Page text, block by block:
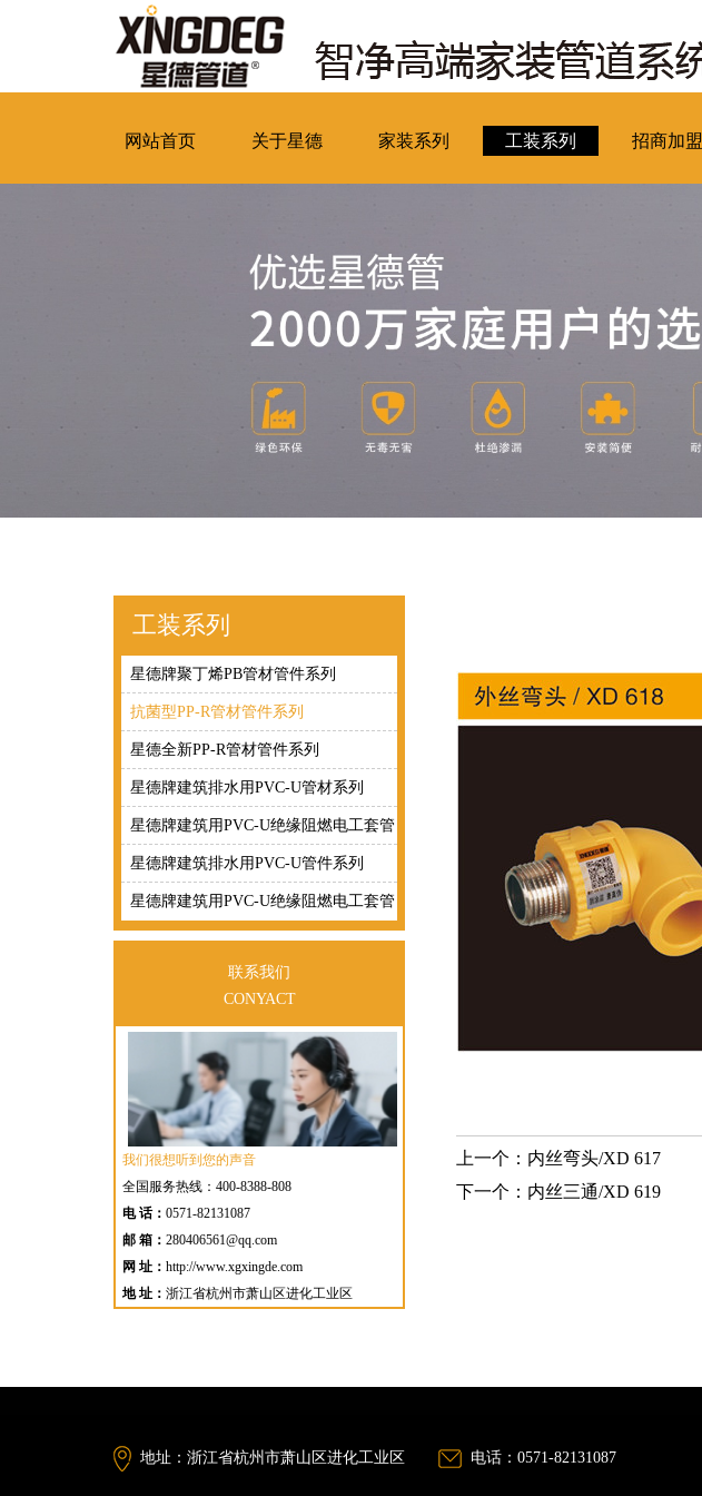
网站首页 关于星德 家装系列 工装系列 招商加盟
工装系列
星德牌聚丁烯PB管材管件系列
抗菌型PP-R管材管件系列
星德全新PP-R管材管件系列
星德牌建筑排水用PVC-U管材系列
星德牌建筑用PVC-U绝缘阻燃电工套管
系列
星德牌建筑排水用PVC-U管件系列
星德牌建筑用PVC-U绝缘阻燃电工套管
配件系列
联系我们
CONYACT
我们很想听到您的声音
全国服务热线：400-8388-808
电 话： 0571-82131087
邮 箱： 280406561@qq.com
网 址： http://www.xgxingde.com
地 址： 浙江省杭州市萧山区进化工业区
上一个： 内丝弯头/XD 617
下一个： 内丝三通/XD 619
地址：浙江省杭州市萧山区进化工业区 电话：0571-82131087